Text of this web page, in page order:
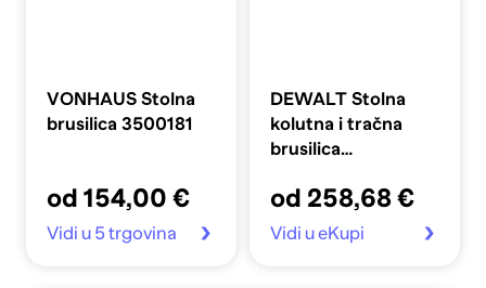
VONHAUS Stolna
brusilica 3500181
od 154,00 €
Vidi u 5 trgovina
DEWALT Stolna
kolutna i tračna
brusilica
od 258,68 €
Vidi u eKupi